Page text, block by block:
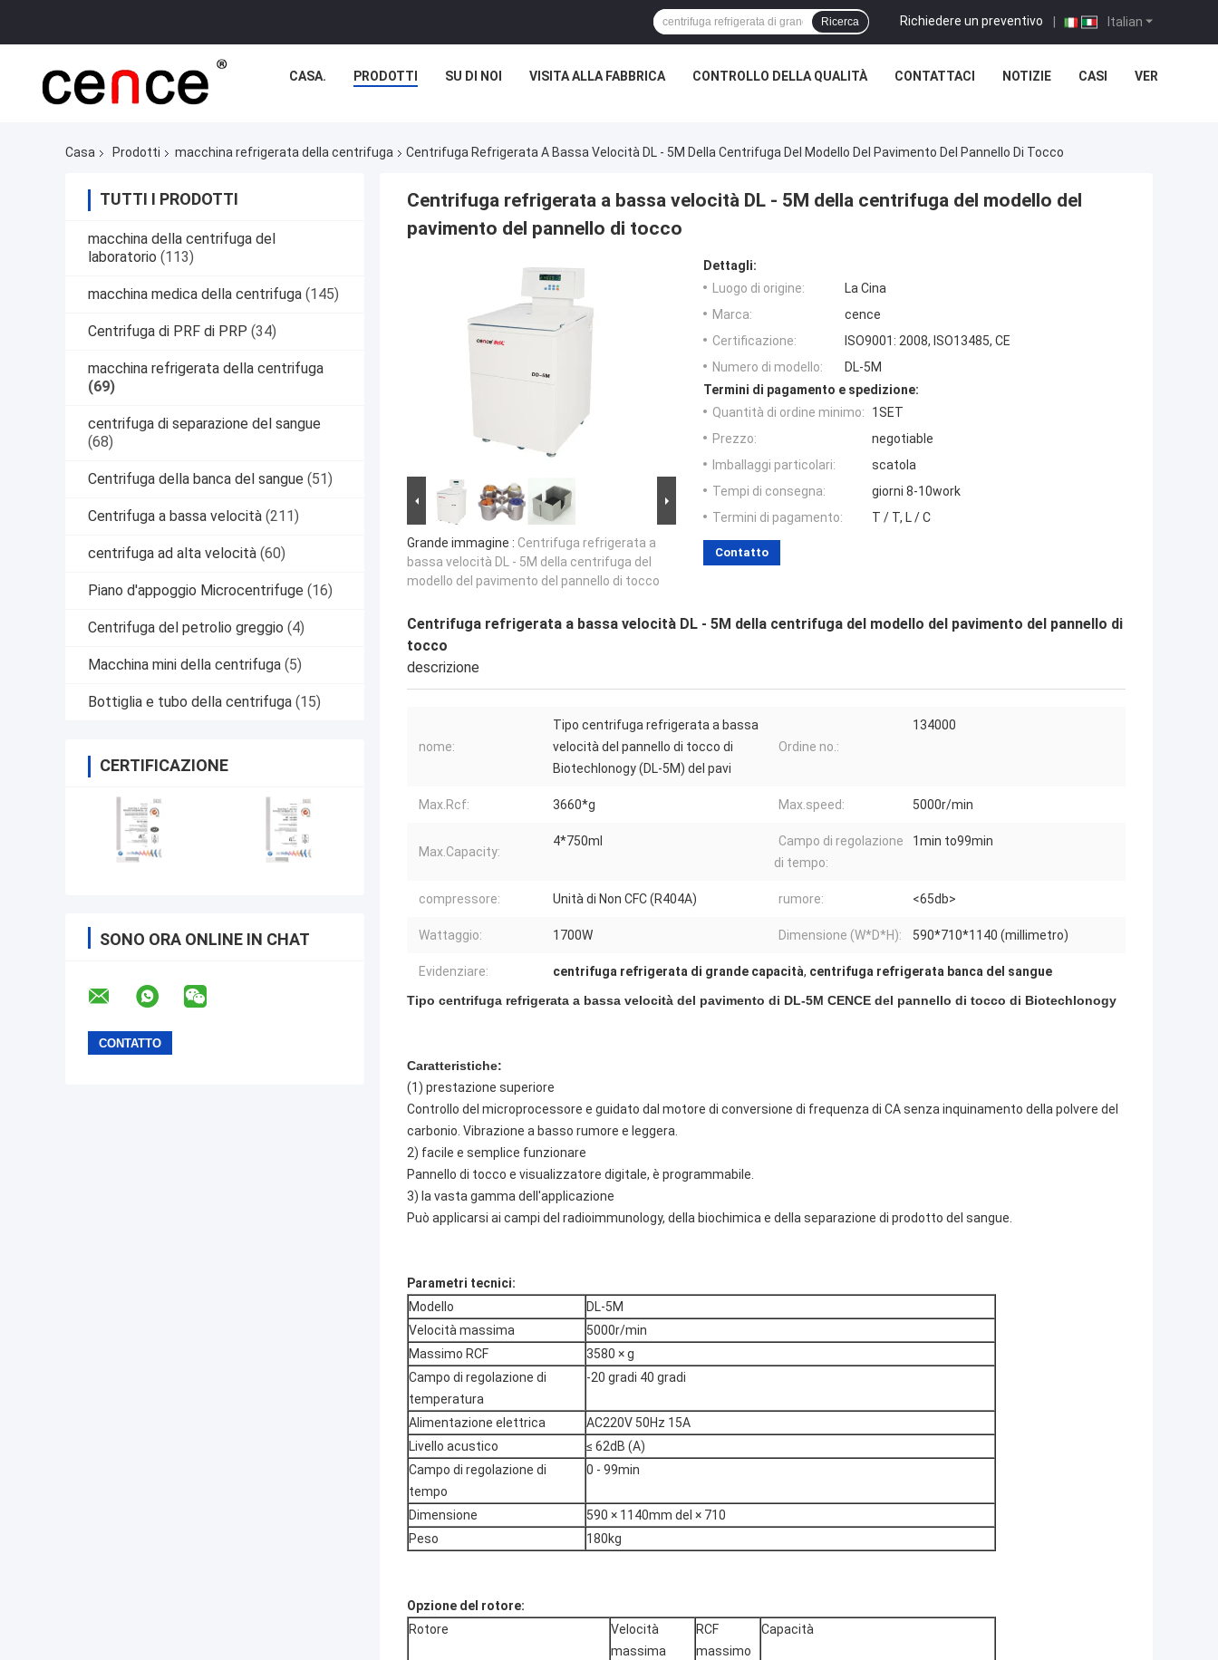
Italian
Richiedere un preventivo |
Ricerca
CASA. PRODOTTI SU DI NOI VISITA ALLA FABBRICA CONTROLLO DELLA QUALITÀ CONTATTACI NOTIZIE CASI VER
Casa Prodotti macchina refrigerata della centrifuga Centrifuga Refrigerata A Bassa Velocità DL - 5M Della Centrifuga Del Modello Del Pavimento Del Pannello Di Tocco
TUTTI I PRODOTTI
macchina della centrifuga del
laboratorio (113)
macchina medica della centrifuga (145)
Centrifuga di PRF di PRP (34)
macchina refrigerata della centrifuga
(69)
centrifuga di separazione del sangue
(68)
Centrifuga della banca del sangue (51)
Centrifuga a bassa velocità (211)
centrifuga ad alta velocità (60)
Piano d'appoggio Microcentrifuge (16)
Centrifuga del petrolio greggio (4)
Macchina mini della centrifuga (5)
Bottiglia e tubo della centrifuga (15)
CERTIFICAZIONE
SONO ORA ONLINE IN CHAT
Centrifuga refrigerata a bassa velocità DL - 5M della centrifuga del modello del
pavimento del pannello di tocco
Grande immagine : Centrifuga refrigerata a
bassa velocità DL - 5M della centrifuga del
modello del pavimento del pannello di tocco
Dettagli:
Luogo di origine:
La Cina
Marca:
cence
Certificazione:
ISO9001: 2008, ISO13485, CE
Numero di modello:
DL-5M
Termini di pagamento e spedizione:
Quantità di ordine minimo:
1SET
Prezzo:
negotiable
Imballaggi particolari:
scatola
Tempi di consegna:
giorni 8-10work
Termini di pagamento:
T / T, L / C
Contatto
Centrifuga refrigerata a bassa velocità DL - 5M della centrifuga del modello del pavimento del pannello di
tocco
descrizione
nome:
Tipo centrifuga refrigerata a bassa
velocità del pannello di tocco di
Biotechlonogy (DL-5M) del pavi
Ordine no.:
134000
Max.Rcf: 3660*g Max.speed: 5000r/min
Max.Capacity:
4*750ml
Campo di regolazione
di tempo:
1min to99min
compressore: Unità di Non CFC (R404A) rumore: <65db>
Wattaggio: 1700W Dimensione (W*D*H): 590*710*1140 (millimetro)
Evidenziare: centrifuga refrigerata di grande capacità, centrifuga refrigerata banca del sangue
Tipo centrifuga refrigerata a bassa velocità del pavimento di DL-5M CENCE del pannello di tocco di Biotechlonogy
Caratteristiche:
(1) prestazione superiore
Controllo del microprocessore e guidato dal motore di conversione di frequenza di CA senza inquinamento della polvere del
carbonio. Vibrazione a basso rumore e leggera.
2) facile e semplice funzionare
Pannello di tocco e visualizzatore digitale, è programmabile.
3) la vasta gamma dell'applicazione
Può applicarsi ai campi del radioimmunology, della biochimica e della separazione di prodotto del sangue.
Parametri tecnici:
Modello
DL-5M
Velocità massima
5000r/min
Massimo RCF
3580 × g
Campo di regolazione di
temperatura
-20 gradi 40 gradi
Alimentazione elettrica
AC220V 50Hz 15A
Livello acustico
≤ 62dB (A)
Campo di regolazione di
tempo
0 - 99min
Dimensione
590 × 1140mm del × 710
Peso
180kg
Opzione del rotore:
Rotore
Velocità
massima
RCF
massimo
Capacità